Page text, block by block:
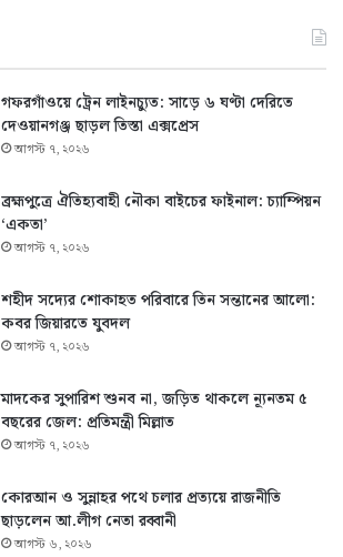
গফরগাঁওয়ে ট্রেন লাইনচ্যুত: সাড়ে ৬ ঘণ্টা দেরিতে
দেওয়ানগঞ্জ ছাড়ল তিস্তা এক্সপ্রেস
আগস্ট ৭, ২০২৬
ব্রহ্মপুত্রে ঐতিহ্যবাহী নৌকা বাইচের ফাইনাল: চ্যাম্পিয়ন
‘একতা’
আগস্ট ৭, ২০২৬
শহীদ সদ্যের শোকাহত পরিবারে তিন সন্তানের আলো:
কবর জিয়ারতে যুবদল
আগস্ট ৭, ২০২৬
মাদকের সুপারিশ শুনব না, জড়িত থাকলে ন্যূনতম ৫
বছরের জেল: প্রতিমন্ত্রী মিল্লাত
আগস্ট ৭, ২০২৬
কোরআন ও সুন্নাহর পথে চলার প্রত্যয়ে রাজনীতি
ছাড়লেন আ.লীগ নেতা রব্বানী
আগস্ট ৬, ২০২৬